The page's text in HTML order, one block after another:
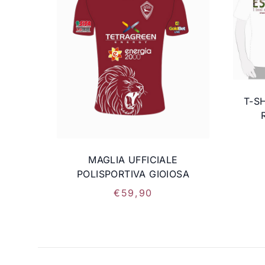
MAGLIA UFFICIALE
POLISPORTIVA GIOIOSA
€ 59 , 90
T-